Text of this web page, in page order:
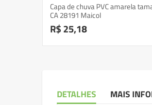
Capa de chuva PVC amarela
CA 28191 Maicol
R$ 25,18
DETALHES MAIS